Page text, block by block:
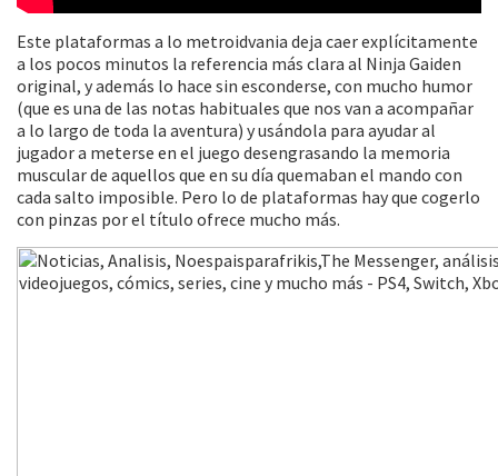
Este plataformas a lo metroidvania deja caer explícitamente
a los pocos minutos la referencia más clara al Ninja Gaiden
original, y además lo hace sin esconderse, con mucho humor
(que es una de las notas habituales que nos van a acompañar
a lo largo de toda la aventura) y usándola para ayudar al
jugador a meterse en el juego desengrasando la memoria
muscular de aquellos que en su día quemaban el mando con
cada salto imposible. Pero lo de plataformas hay que cogerlo
con pinzas por el título ofrece mucho más.